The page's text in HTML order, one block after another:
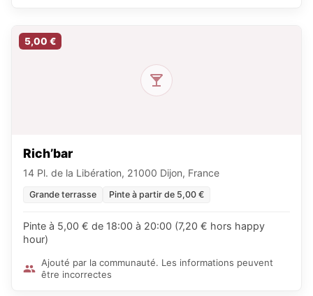
5,00 €
Rich’bar
14 Pl. de la Libération, 21000 Dijon, France
Grande terrasse Pinte à partir de 5,00 €
Pinte à 5,00 € de 18:00 à 20:00 (7,20 € hors happy
hour)
Ajouté par la communauté. Les informations peuvent
être incorrectes